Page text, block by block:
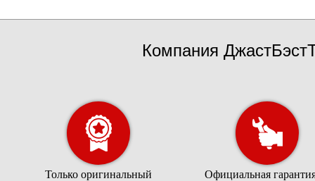
Компания
Только оригинальный
Официальная